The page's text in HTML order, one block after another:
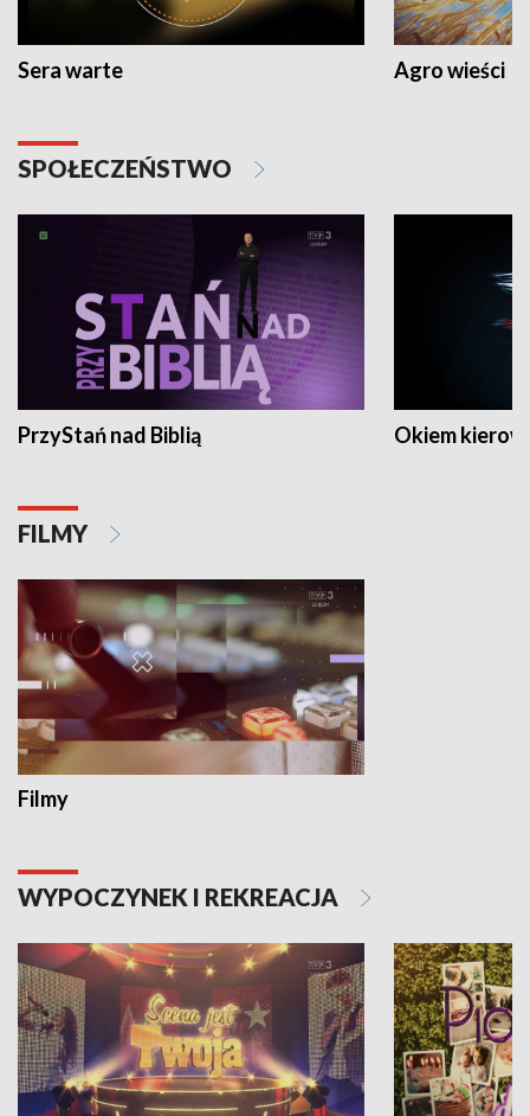
Sera warte Agro wieści
SPOŁECZEŃSTWO
PrzyStań nad Biblią Okiem
FILMY
Filmy
WYPOCZYNEK I REKREACJA